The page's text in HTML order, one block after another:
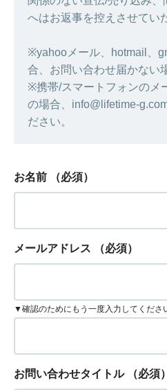
へはお返事を控えさせてい
※yahooメール、hotmail、
合、お問い合わせ届かない
※携帯/スマートフォンのメ
の場合、info@lifetime-
ださい。
お名前 （必須）
メールアドレス （必須）
▼確認のためにもう一度入力してくださ
お問い合わせタイトル （必須）